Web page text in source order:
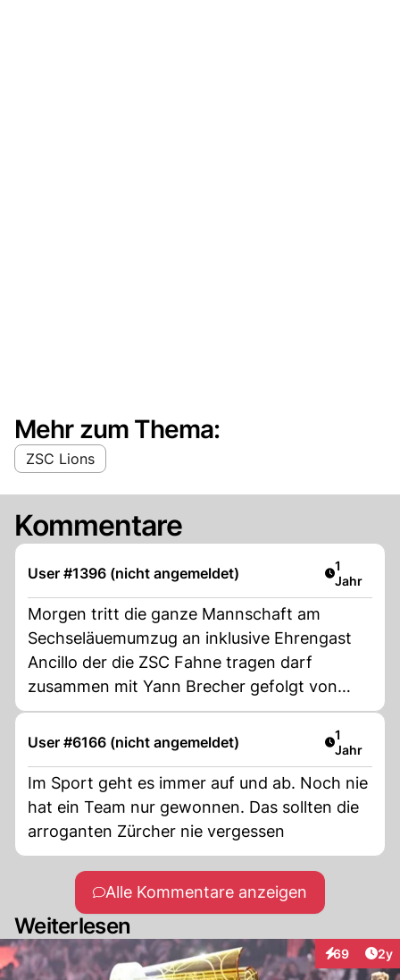
Mehr zum Thema:
ZSC Lions
Kommentare
User #1396 (nicht angemeldet) Artikel
1
Jahr
Morgen tritt die ganze Mannschaft am
Sechseläuemumzug an inklusive Ehrengast
Ancillo der die ZSC Fahne tragen darf
zusammen mit Yann Brecher gefolgt von
GCZ Zunft Rekord Meischter Abrashi
Sechseläuten wird auch auf der
Schützenwiese und im Letzi live übertragen
User #6166 (nicht angemeldet) Artikel
1
Jahr
Im Sport geht es immer auf und ab. Noch nie
hat ein Team nur gewonnen. Das sollten die
arroganten Zürcher nie vergessen
Alle Kommentare anzeigen
Weiterlesen
69
Interaktionen
2y